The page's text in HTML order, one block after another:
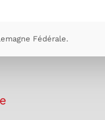
Fédérale.